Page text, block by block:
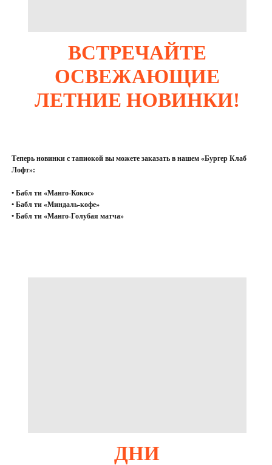
ВСТРЕЧАЙТЕ
ОСВЕЖАЮЩИЕ
ЛЕТНИЕ НОВИНКИ!
Теперь новинки с тапиокой вы можете заказать в нашем «Бургер Клаб
Лофт»:
• Бабл ти «Манго-Кокос»
• Бабл ти «Миндаль-кофе»
• Бабл ти «Манго-Голубая матча»
ДНИ